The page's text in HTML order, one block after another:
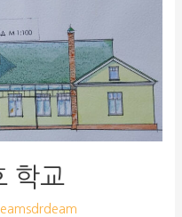
학교